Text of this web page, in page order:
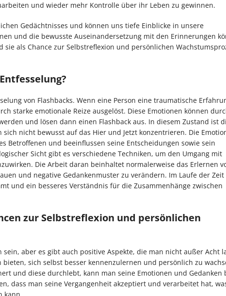
und wieder mehr Kontrolle über ihr Leben zu gewinnen.
Gedächtnisses und können uns tiefe Einblicke in unsere
und die bewusste Auseinandersetzung mit den Erinnerungen
als Chance zur Selbstreflexion und persönlichen
von Flashbacks. Wenn eine Person eine traumatische
starke emotionale Reize ausgelöst. Diese Emotionen können
und lösen dann einen Flashback aus. In diesem Zustand ist
nicht bewusst auf das Hier und Jetzt konzentrieren. Die
Betroffenen und beeinflussen seine Entscheidungen sowie sein
Sicht gibt es verschiedene Techniken, um den Umgang mit
Die Arbeit daran beinhaltet normalerweise das Erlernen
und negative Gedankenmuster zu verändern. Im Laufe der Zeit
und ein besseres Verständnis für die Zusammenhänge zwischen
zur Selbstreflexion und persönlichen
aber es gibt auch positive Aspekte, die man nicht außer Acht
sich selbst besser kennenzulernen und persönlich zu
und diese durchlebt, kann man seine Emotionen und Gedanken
dass man seine Vergangenheit akzeptiert und verarbeitet hat,